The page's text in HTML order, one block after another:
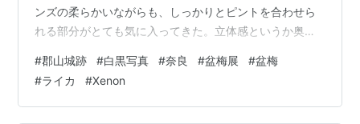
ンズの柔らかいながらも、しっかりとピントを合わせら
れる部分がとても気に入ってきた。立体感というか奥行
LeicaMMonochrom(Typ246)+Leitz Xenon 50mm f/1.5
ランキング参加中写真・カメラ 人気ブログランキング
#郡山城跡 #白黒写真 #奈良 #盆梅展 #盆梅
#ライカ #Xenon